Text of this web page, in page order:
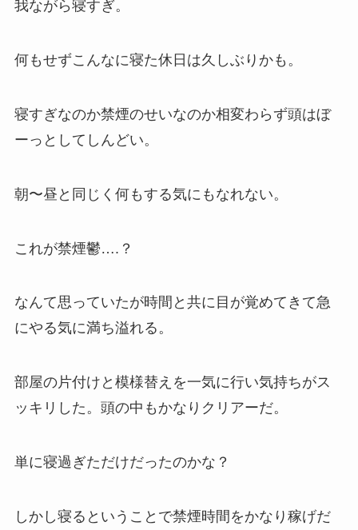
我ながら寝すぎ。
何もせずこんなに寝た休日は久しぶりかも。
寝すぎなのか禁煙のせいなのか相変わらず頭はぼ
ーっとしてしんどい。
朝〜昼と同じく何もする気にもなれない。
これが禁煙鬱….？
なんて思っていたが時間と共に目が覚めてきて急
にやる気に満ち溢れる。
部屋の片付けと模様替えを一気に行い気持ちがス
ッキリした。頭の中もかなりクリアーだ。
単に寝過ぎただけだったのかな？
しかし寝るということで禁煙時間をかなり稼げだ